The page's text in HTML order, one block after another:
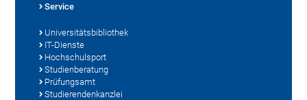
Service
Universitätsbibliothek
IT-Dienste
Hochschulsport
Studienberatung
Prüfungsamt
Studierendenkanzlei